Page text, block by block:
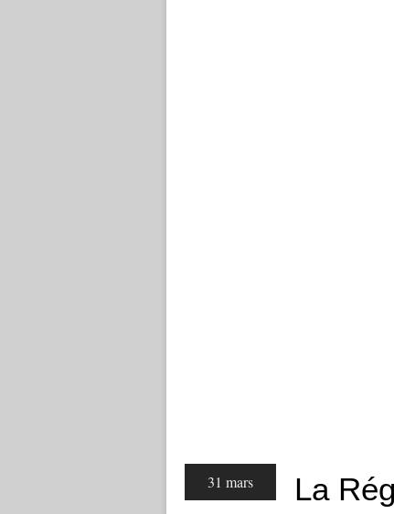
31 mars
La